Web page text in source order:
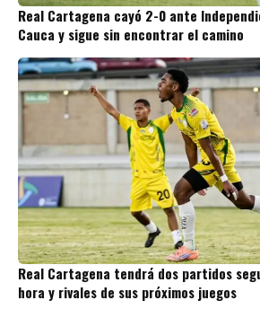
Real Cartagena cayó 2-0 ante
Cauca y sigue sin encontrar el camino
Real Cartagena tendrá dos partidos
hora y rivales de sus próximos juegos